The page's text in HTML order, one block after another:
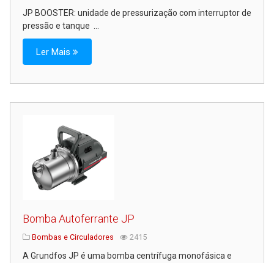
JP BOOSTER: unidade de pressurização com interruptor de
pressão e tanque ...
Ler Mais
Bomba Autoferrante JP
Bombas e Circuladores 2415
A Grundfos JP é uma bomba centrífuga monofásica e